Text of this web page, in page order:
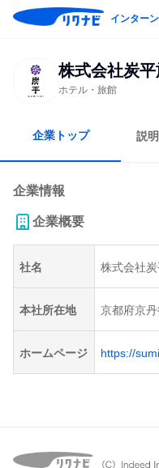
インターン
株式会社炭
ホテル・旅館
企業トップ 説
企業情報
企業概要
社名 株式会社
本社所在地 京都府京
ホームページ https://